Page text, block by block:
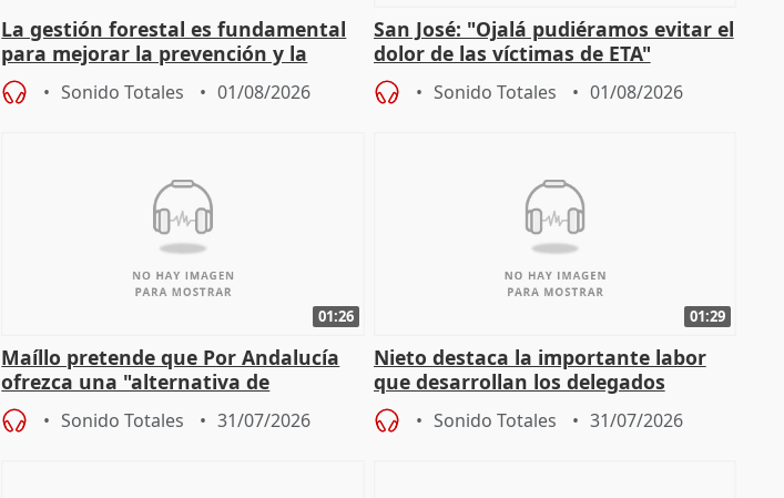
La gestión forestal es fundamental
para mejorar la prevención y la
actuación frente a incendios
Sonido Totales 01/08/2026
San José: "Ojalá pudiéramos evitar el
dolor de las víctimas de ETA"
Sonido Totales 01/08/2026
01:26
Maíllo pretende que Por Andalucía
ofrezca una "alternativa de
gobierno" con su labor de oposición
Sonido Totales 31/07/2026
01:29
Nieto destaca la importante labor
que desarrollan los delegados
territoriales de la Junta
Sonido Totales 31/07/2026